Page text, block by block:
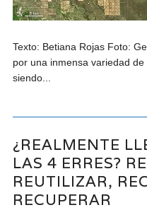
Texto: Betiana Rojas Foto:
por una inmensa variedad
siendo...
¿REALMENTE
LAS 4 ERRES?
REUTILIZAR,
RECUPERAR